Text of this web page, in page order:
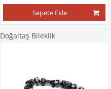
Sepete Ekle
Doğaltaş Bileklik